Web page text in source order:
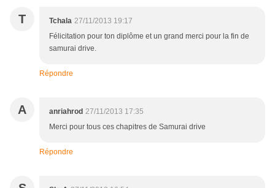
T Tchala 27/11/2013 19:17
Félicitation pour ton diplôme et un grand merci pour la fin de
samurai drive.
Répondre
A anriahrod 27/11/2013 17:35
Merci pour tous ces chapitres de Samurai drive
Répondre